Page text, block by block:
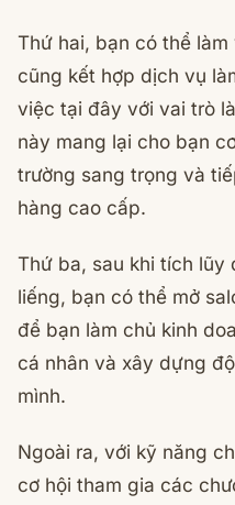
Thứ hai, bạn có thể
cũng kết hợp dịch vụ
việc tại đây với vai trò
này mang lại cho bạn
trường sang trọng và
hàng cao cấp.
Thứ ba, sau khi tích lũy
liếng, bạn có thể mở
để bạn làm chủ kinh
cá nhân và xây dựng
mình.
Ngoài ra, với kỹ năng
cơ hội tham gia các